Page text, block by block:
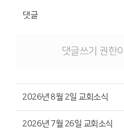
댓글
댓글쓰기 권한
2026년 8월 2일 교회소식
2026년 7월 26일 교회소식